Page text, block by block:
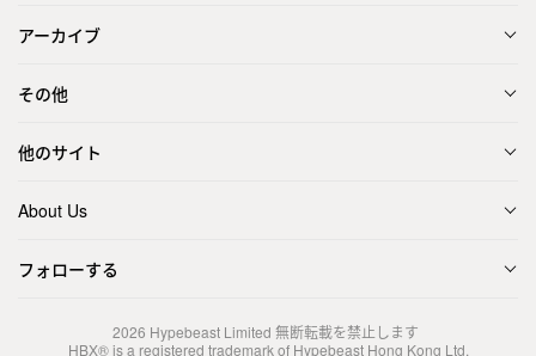
アーカイブ
その他
他のサイト
About Us
フォローする
2026 Hypebeast Limited 無断転載を禁止します
HBX® is a registered trademark of Hypebeast Hong Kong Ltd.